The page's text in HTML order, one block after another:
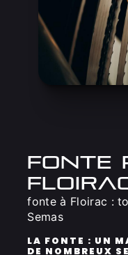
fonte
fonte à Floirac :
Semas
LA FONTE : UN
DE NOMBREUX